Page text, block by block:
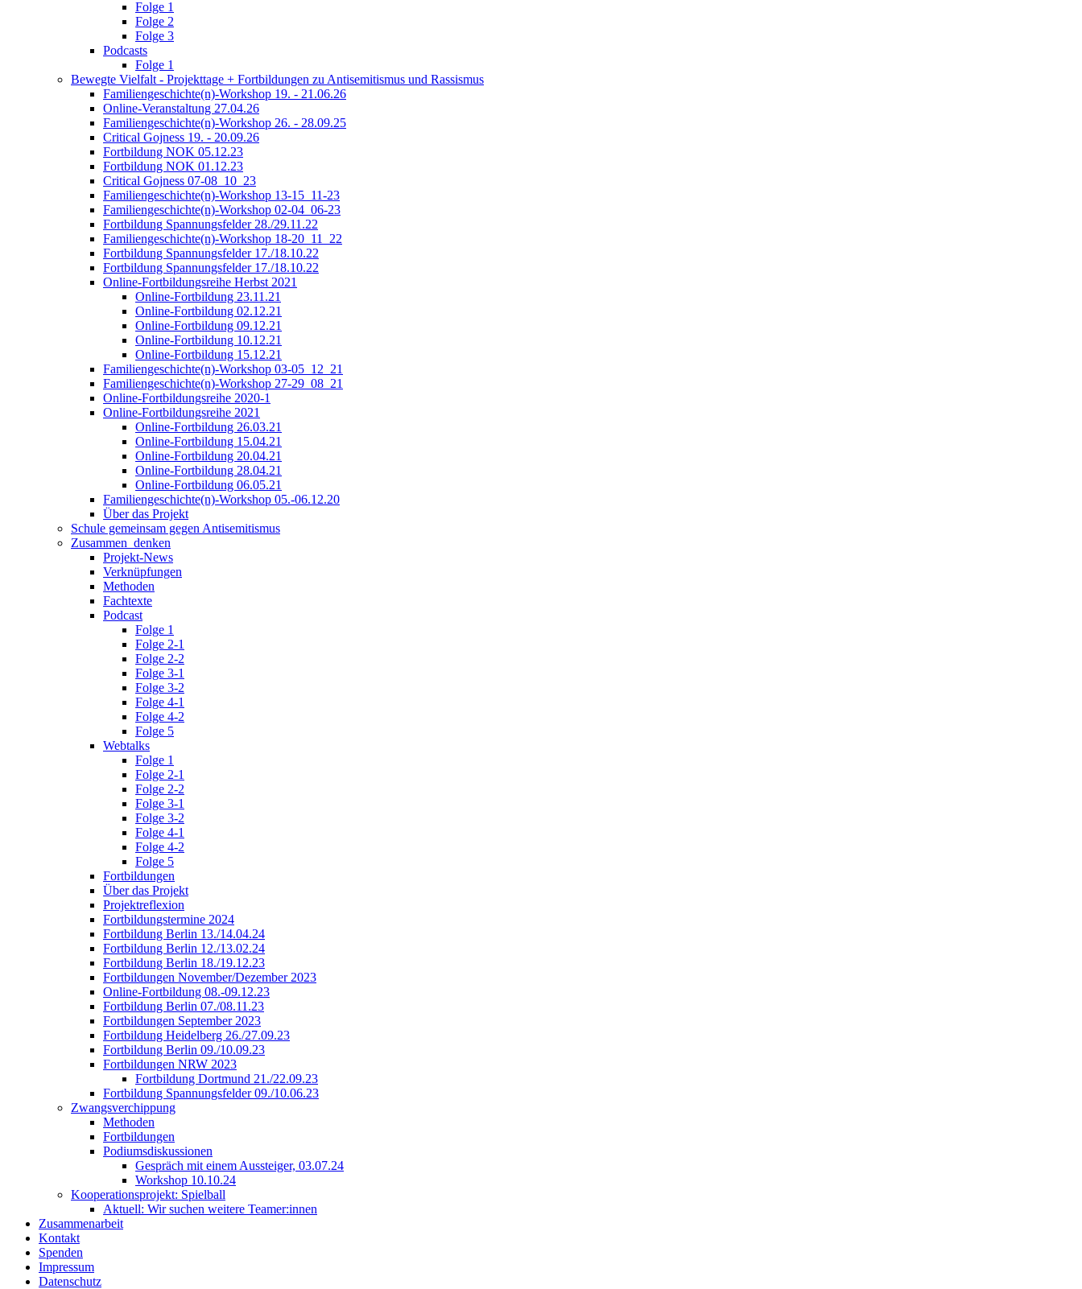
Folge 1
Folge 2
Folge 3
Podcasts
Folge 1
Bewegte Vielfalt - Projekttage + Fortbildungen zu Antisemitismus und Rassismus
Familiengeschichte(n)-Workshop 19. - 21.06.26
Online-Veranstaltung 27.04.26
Familiengeschichte(n)-Workshop 26. - 28.09.25
Critical Gojness 19. - 20.09.26
Fortbildung NOK 05.12.23
Fortbildung NOK 01.12.23
Critical Gojness 07-08_10_23
Familiengeschichte(n)-Workshop 13-15_11-23
Familiengeschichte(n)-Workshop 02-04_06-23
Fortbildung Spannungsfelder 28./29.11.22
Familiengeschichte(n)-Workshop 18-20_11_22
Fortbildung Spannungsfelder 17./18.10.22
Fortbildung Spannungsfelder 17./18.10.22
Online-Fortbildungsreihe Herbst 2021
Online-Fortbildung 23.11.21
Online-Fortbildung 02.12.21
Online-Fortbildung 09.12.21
Online-Fortbildung 10.12.21
Online-Fortbildung 15.12.21
Familiengeschichte(n)-Workshop 03-05_12_21
Familiengeschichte(n)-Workshop 27-29_08_21
Online-Fortbildungsreihe 2020-1
Online-Fortbildungsreihe 2021
Online-Fortbildung 26.03.21
Online-Fortbildung 15.04.21
Online-Fortbildung 20.04.21
Online-Fortbildung 28.04.21
Online-Fortbildung 06.05.21
Familiengeschichte(n)-Workshop 05.-06.12.20
Über das Projekt
Schule gemeinsam gegen Antisemitismus
Zusammen_denken
Projekt-News
Verknüpfungen
Methoden
Fachtexte
Podcast
Folge 1
Folge 2-1
Folge 2-2
Folge 3-1
Folge 3-2
Folge 4-1
Folge 4-2
Folge 5
Webtalks
Folge 1
Folge 2-1
Folge 2-2
Folge 3-1
Folge 3-2
Folge 4-1
Folge 4-2
Folge 5
Fortbildungen
Über das Projekt
Projektreflexion
Fortbildungstermine 2024
Fortbildung Berlin 13./14.04.24
Fortbildung Berlin 12./13.02.24
Fortbildung Berlin 18./19.12.23
Fortbildungen November/Dezember 2023
Online-Fortbildung 08.-09.12.23
Fortbildung Berlin 07./08.11.23
Fortbildungen September 2023
Fortbildung Heidelberg 26./27.09.23
Fortbildung Berlin 09./10.09.23
Fortbildungen NRW 2023
Fortbildung Dortmund 21./22.09.23
Fortbildung Spannungsfelder 09./10.06.23
Zwangsverchippung
Methoden
Fortbildungen
Podiumsdiskussionen
Gespräch mit einem Aussteiger, 03.07.24
Workshop 10.10.24
Kooperationsprojekt: Spielball
Aktuell: Wir suchen weitere Teamer:innen
Zusammenarbeit
Kontakt
Spenden
Impressum
Datenschutz